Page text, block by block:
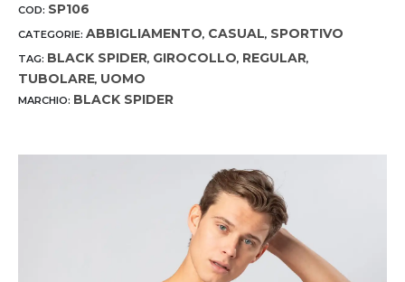
COD: SP106
CATEGORIE: ABBIGLIAMENTO, CASUAL, SPORTIVO
TAG: BLACK SPIDER, GIROCOLLO, REGULAR,
TUBOLARE, UOMO
MARCHIO: BLACK SPIDER